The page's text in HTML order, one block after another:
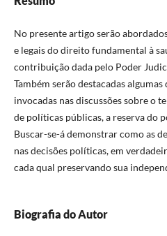
No presente artigo serão
e legais do direito fundamental à
contribuição dada pelo Poder
Também serão destacadas
invocadas nas discussões sobre o
de políticas públicas, a reserva do
Buscar-se-á demonstrar como as
nas decisões políticas, em
cada qual preservando sua
Biografia do Autor